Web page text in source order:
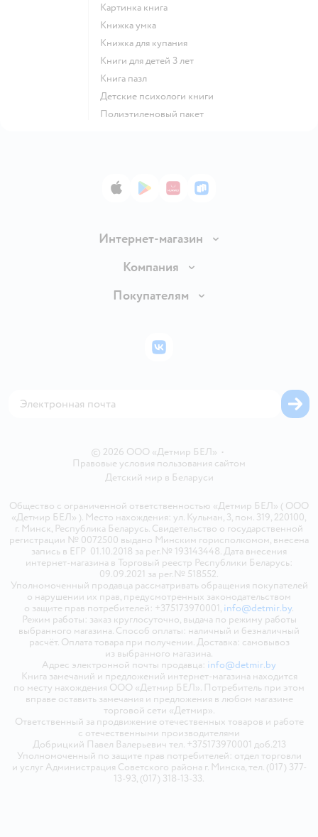
картинка книга
книжка умка
книжка для купания
книги для детей 3 лет
книга пазл
детские психологи книги
полиэтиленовый пакет
App StoreGoogle Play
AppGallery
RuStore
Интернет-магазин
Доставка и оплата
Правила продажи
Политика использования файлов cookie
Компания
Вакансии
Покупателям
Бонусные карты
© 2026 ООО «Детмир БЕЛ» •
Правовые условия пользования сайтом
Детский мир в Беларуси
Общество с ограниченной ответственностью «Детмир БЕЛ» ( ООО
«Детмир БЕЛ» ). Место нахождения: ул. Кульман, 3, пом. 319, 220100,
г. Минск, Республика Беларусь. Свидетельство о государственной
регистрации № 0072500 выдано Минским горисполкомом, внесена
запись в ЕГР 01.10.2018 за рег.№ 193143448. Дата внесения
интернет-магазина в Торговый реестр Республики Беларусь:
09.09.2021 за рег.№ 518552.
Уполномоченный продавца рассматривать обращения покупателей
о нарушении их прав, предусмотренных законодательством
о защите прав потребителей: +375173970001, info@detmir.by.
Режим работы: заказ круглосуточно, выдача по режиму работы
выбранного магазина. Способ оплаты: наличный и безналичный
расчёт. Оплата товара при получении. Доставка: самовывоз
из выбранного магазина.
Адрес электронной почты продавца: info@detmir.by
Книга замечаний и предложений интернет-магазина находится
по месту нахождения ООО «Детмир БЕЛ». Потребитель при этом
вправе оставить замечания и предложения в любом магазине
торговой сети «Детмир».
Ответственный за продвижение отечественных товаров и работе
с отечественными производителями
Добрицкий Павел Валерьевич тел. +375173970001 доб.213
Уполномоченный по защите прав потребителей: отдел торговли
и услуг Администрация Советского района г. Минска, тел. (017) 377-
13-93, (017) 318-13-33.
ВКонтакте